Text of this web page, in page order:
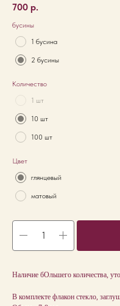
700 р.
бусины
1 бусина
2 бусины
Количество
1 шт
10 шт
100 шт
Цвет
глянцевый
матовый
Наличие бОльшего количества,
В комплекте флакон стекло,